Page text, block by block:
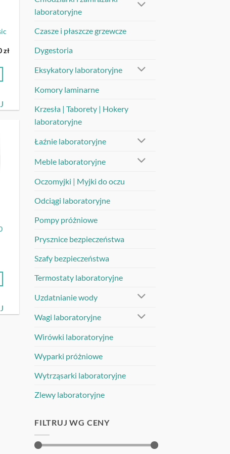
złAktualna
laboratoryjne
Czasze i płaszcze grzewcze
Dygestoria
Eksykatory laboratoryjne
Komory laminarne
Krzesła | Taborety | Hokery
laboratoryjne
Łaźnie laboratoryjne
Meble laboratoryjne
Oczomyjki | Myjki do oczu
Odciągi laboratoryjne
Pompy próżniowe
Prysznice bezpieczeństwa
Szafy bezpieczeństwa
Termostaty laboratoryjne
Uzdatnianie wody
Wagi laboratoryjne
Wirówki laboratoryjne
Wyparki próżniowe
Wytrząsarki laboratoryjne
Zlewy laboratoryjne
FILTRUJ WG CENY